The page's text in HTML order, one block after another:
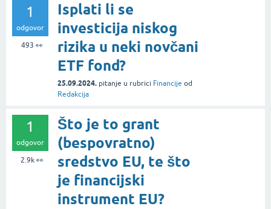
1
odgovor
493 👀
Isplati li se
investicija niskog
rizika u neki novčani
ETF fond?
25.09.2024. pitanje u rubrici Financije od
Redakcija
1
odgovor
2.9k👀
Što je to grant
(bespovratno)
sredstvo EU, te što
je financijski
instrument EU?